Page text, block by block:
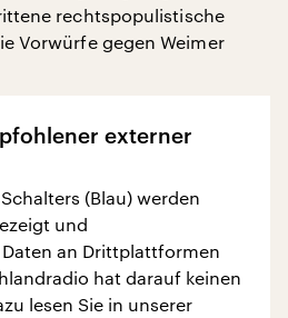
rechtspopulistische
Vorwürfe gegen Weimer
externer
(Blau) werden
und
an Drittplattformen
hat darauf keinen
lesen Sie in unserer